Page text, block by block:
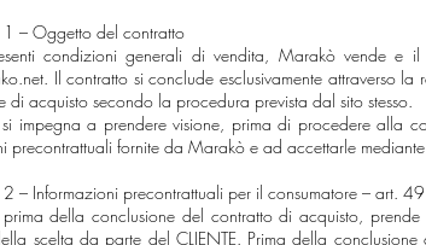
1 – Oggetto del contratto
condizioni generali di vendita, Marakò vende e
. Il contratto si conclude esclusivamente attraverso la
di acquisto secondo la procedura prevista dal sito stesso.
si impegna a prendere visione, prima di procedere alla
precontrattuali fornite da Marakò e ad accettarle
2 – Informazioni precontrattuali per il consumatore – art.
prima della conclusione del contratto di acquisto,
scelta da parte del CLIENTE. Prima della